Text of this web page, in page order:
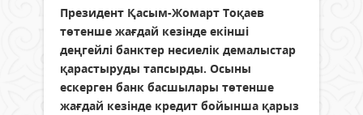
Президент Қасым-Жомарт Тоқаев
төтенше жағдай кезінде екінші
деңгейлі банктер несиелік демалыстар
қарастыруды тапсырды. Осыны
ескерген банк басшылары төтенше
жағдай кезінде кредит бойынша қарыз